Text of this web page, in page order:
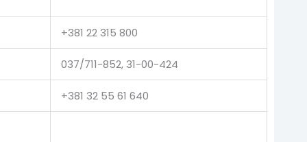
+381 22 315 800
037/711-852, 31-00-424
+381 32 55 61 640